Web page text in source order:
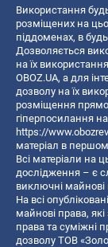
Використання
розміщених на
піддоменах, в
Дозволяється
на їх
OBOZ.UA, а для
дозволу на їх
розміщення
гіперпосилання
https://
матеріал в
Всі матеріали на
дослідження – є
виключні майнові
На всі
майнові права,
права та суміжні
дозволу ТОВ